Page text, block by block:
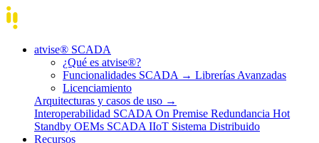
atvise® SCADA
¿Qué es atvise®?
Funcionalidades SCADA → Librerías Avanzadas
Licenciamiento
Arquitecturas y casos de uso →
Interoperabilidad SCADA On Premise Redundancia Hot
Standby OEMs SCADA IIoT Sistema Distribuido
Recursos